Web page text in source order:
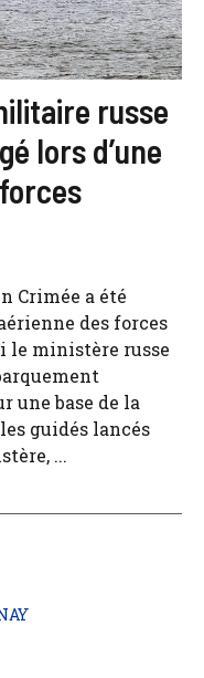
russe
lors d’une
Crimée a été
des forces
le ministère russe
une base de la
guidés lancés
...